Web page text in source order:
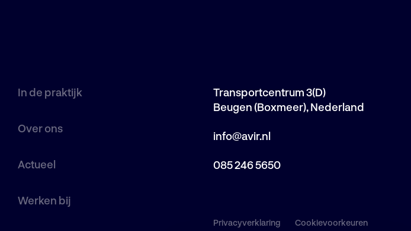
In de praktijk
Over ons
Actueel
Werken bij
Transportcentrum 3(D)
Beugen (Boxmeer), Nederland
info@avir.nl
085 246 5650
Privacyverklaring
Cookievoorkeuren